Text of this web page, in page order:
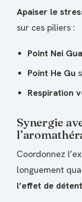
Apaiser le
sur ces piliers :
Point Nei
Point He Gu
Respiration
Synergie
Coordonnez
longuement
l’effet de